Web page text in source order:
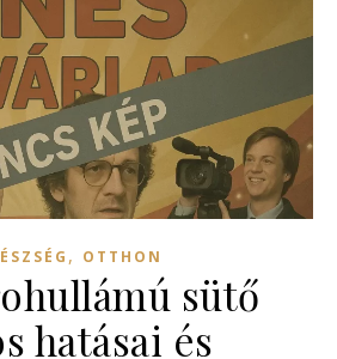
, OTTHON
sütő
hatásai és